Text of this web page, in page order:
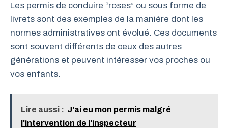
Les permis de conduire “roses” ou sous forme de
livrets sont des exemples de la manière dont les
normes administratives ont évolué. Ces documents
sont souvent différents de ceux des autres
générations et peuvent intéresser vos proches ou
vos enfants.
Lire aussi : J'ai eu mon permis malgré
l'intervention de l'inspecteur